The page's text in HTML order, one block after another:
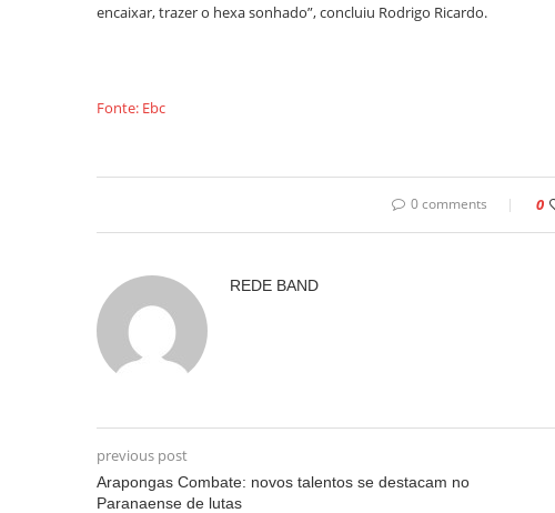
encaixar, trazer o hexa sonhado”, concluiu Rodrigo Ricardo.
Fonte: Ebc
0 comments 0
REDE BAND
previous post
Arapongas Combate: novos talentos se destacam no
Paranaense de lutas